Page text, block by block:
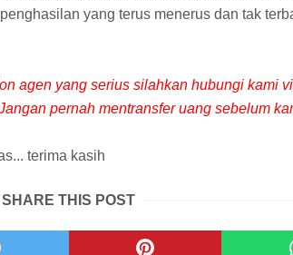
yang terus menerus dan tak
agen yang serius silahkan hubungi kami
pernah mentransfer uang sebelum
terima kasih
SHARE THIS POST